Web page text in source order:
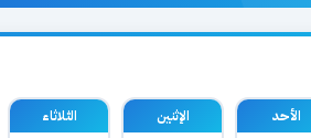
الأحد الإثنين الثلاثاء